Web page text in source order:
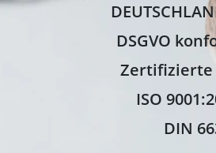
DSGVO
Zertifizierte
ISO
DIN